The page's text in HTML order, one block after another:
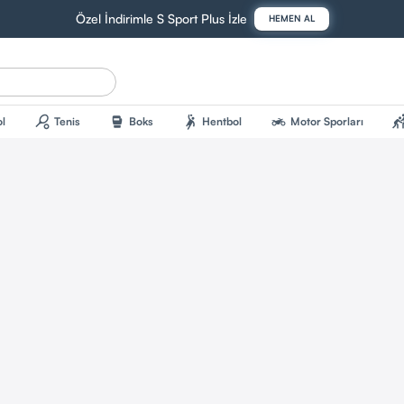
Özel İndirimle S Sport Plus İzle HEMEN AL
sports_tennis Tenis sports_mma Boks sports_handball Hentbol two_wheeler Motor Sporları